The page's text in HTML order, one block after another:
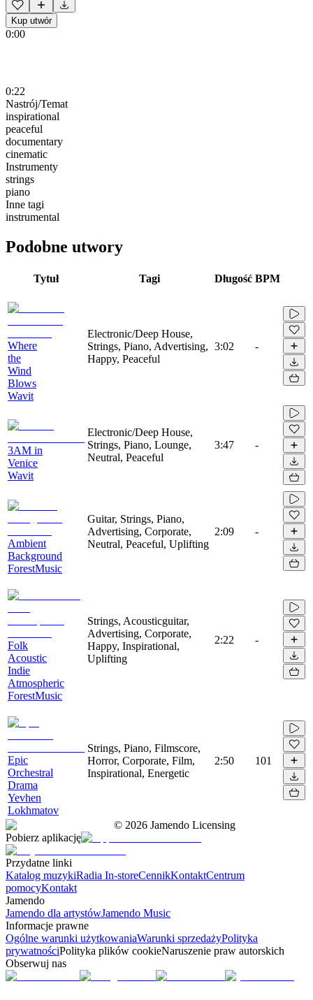
Kup utwór
0:00
0:22
Nastrój/Temat
inspirational
peaceful
documentary
cinematic
Instrumenty
strings
piano
Inne tagi
instrumental
Podobne utwory
Tytuł Tagi Długość BPM
Where
the
Wind
Blows
Wavit
Electronic/Deep House,
Strings, Piano, Advertising,
Happy, Peaceful
3:02 -
3AM in
Venice
Wavit
Electronic/Deep House,
Strings, Piano, Lounge,
Neutral, Peaceful
3:47 -
Ambient
Background
ForestMusic
Guitar, Strings, Piano,
Advertising, Corporate,
Neutral, Peaceful, Uplifting
2:09 -
Folk
Acoustic
Indie
Atmospheric
ForestMusic
Strings, Acousticguitar,
Advertising, Corporate,
Happy, Inspirational,
Uplifting
2:22 -
Epic
Orchestral
Drama
Yevhen
Lokhmatov
Strings, Piano, Filmscore,
Horror, Corporate, Film,
Inspirational, Energetic
2:50 101
© 2026 Jamendo Licensing
Pobierz aplikację
Przydatne linki
Katalog muzykiRadia In-storeCennikKontaktCentrum
pomocyKontakt
Jamendo
Jamendo dla artystówJamendo Music
Informacje prawne
Ogólne warunki użytkowaniaWarunki sprzedażyPolityka
prywatnościPolityka plików cookieNaruszenie praw autorskich
Obserwuj nas